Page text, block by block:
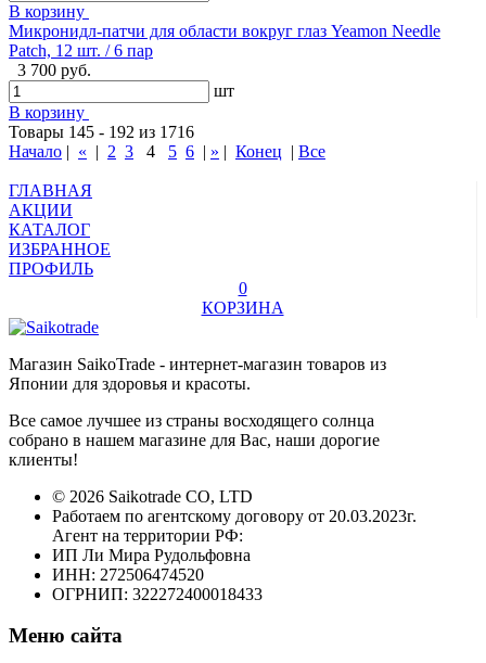
В корзину
Микронидл-патчи для области вокруг глаз Yeamon Needle
Patch, 12 шт. / 6 пар
3 700 руб.
шт
В корзину
Товары 145 - 192 из 1716
Начало | « | 2 3 4 5 6 | » | Конец | Все
ГЛАВНАЯ
АКЦИИ
КАТАЛОГ
ИЗБРАННОЕ
ПРОФИЛЬ
0
КОРЗИНА
Магазин SaikoTrade - интернет-магазин товаров из
Японии для здоровья и красоты.
Все самое лучшее из страны восходящего солнца
собрано в нашем магазине для Вас, наши дорогие
клиенты!
© 2026 Saikotrade CO, LTD
Работаем по агентскому договору от 20.03.2023г.
Агент на территории РФ:
ИП Ли Мира Рудольфовна
ИНН: 272506474520
ОГРНИП: 322272400018433
Меню сайта